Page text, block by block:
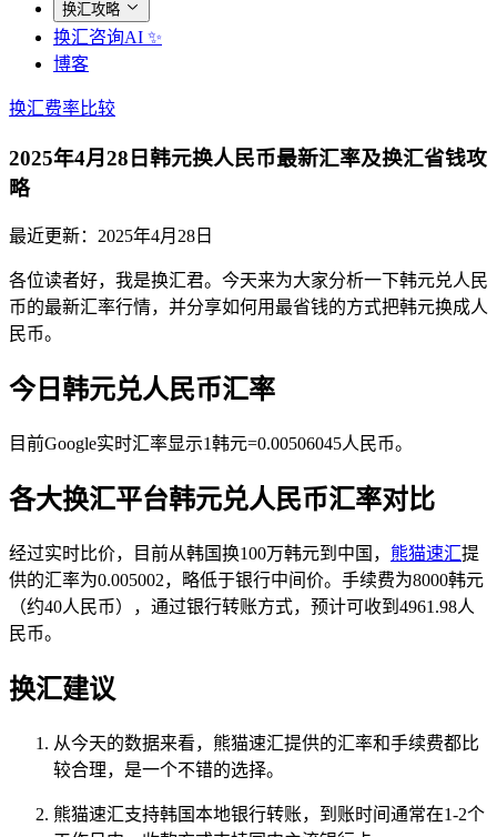
换汇攻略
换汇咨询AI ✨
博客
换汇费率比较
2025年4月28日韩元换人民币最新汇率及换汇省钱攻
略
最近更新： 2025年4月28日
各位读者好，我是换汇君。今天来为大家分析一下韩元兑人民
币的最新汇率行情，并分享如何用最省钱的方式把韩元换成人
民币。
今日韩元兑人民币汇率
目前Google实时汇率显示1韩元=0.00506045人民币。
各大换汇平台韩元兑人民币汇率对比
经过实时比价，目前从韩国换100万韩元到中国， 熊猫速汇提
供的汇率为0.005002，略低于银行中间价。手续费为8000韩元
（约40人民币），通过银行转账方式，预计可收到4961.98人
民币。
换汇建议
从今天的数据来看，熊猫速汇提供的汇率和手续费都比
较合理，是一个不错的选择。
熊猫速汇支持韩国本地银行转账，到账时间通常在1-2个